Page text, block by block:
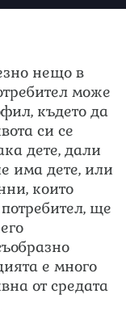
нещо в
може
където да
си се
дете, дали
има дете, или
които
ще
е много
от средата